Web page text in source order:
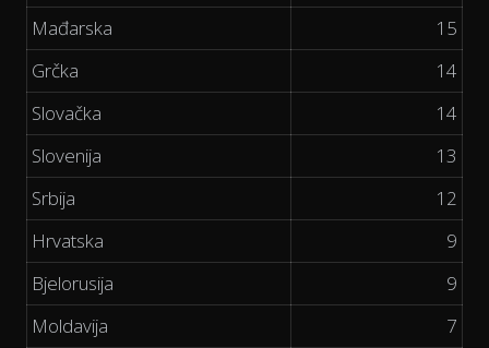
Mađarska
15
Grčka
14
Slovačka
14
Slovenija
13
Srbija
12
Hrvatska
9
Bjelorusija
9
Moldavija
7